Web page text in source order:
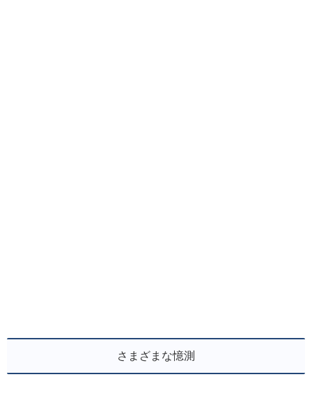
さまざまな憶測